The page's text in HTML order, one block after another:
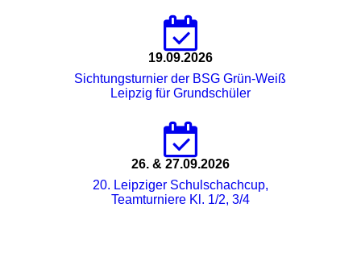
19.09.2026
Sichtungsturnier der BSG Grün-Weiß
Leipzig für Grundschüler
26. & 27.09.2026
20. Leipziger Schulschachcup,
Teamturniere Kl. 1/2, 3/4